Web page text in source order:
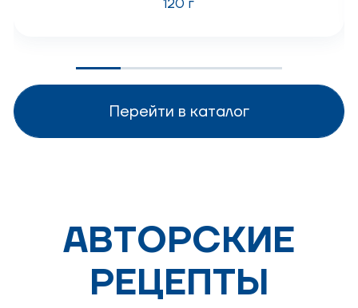
120 г
Перейти в каталог
АВТОРСКИЕ
РЕЦЕПТЫ